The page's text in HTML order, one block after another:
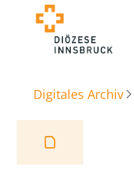
Digitales Archiv